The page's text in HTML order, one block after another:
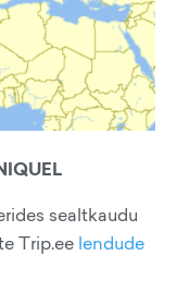
sealtkaudu
Trip.ee lendude